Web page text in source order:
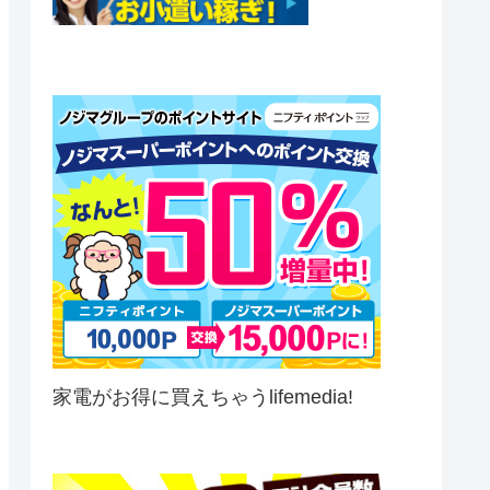
家電がお得に買えちゃうlifemedia!